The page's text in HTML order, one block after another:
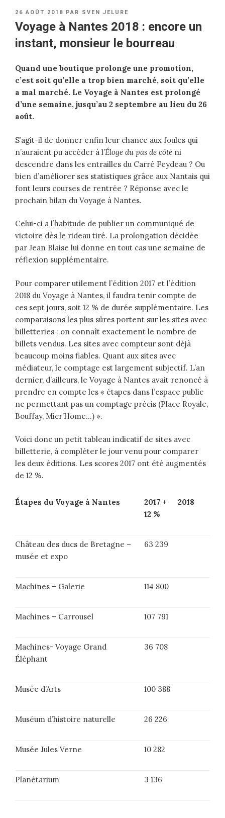
PUBLIÉ
LE
26 AOÛT 2018 PAR SVEN JELURE
Voyage à Nantes 2018 : encore un
instant, monsieur le bourreau
Quand une boutique prolonge une promotion,
c’est soit qu’elle a trop bien marché, soit qu’elle
a mal marché. Le Voyage à Nantes est prolongé
d’une semaine, jusqu’au 2 septembre au lieu du 26
août.
S’agit-il de donner enfin leur chance aux foules qui
n’auraient pu accéder à l’Éloge du pas de côté ni
descendre dans les entrailles du Carré Feydeau ? Ou
bien d’améliorer ses statistiques grâce aux Nantais qui
font leurs courses de rentrée ? Réponse avec le
prochain bilan du Voyage à Nantes.
Celui-ci a l’habitude de publier un communiqué de
victoire dès le rideau tiré. La prolongation décidée
par Jean Blaise lui donne en tout cas une semaine de
réflexion supplémentaire.
Pour comparer utilement l’édition 2017 et l’édition
2018 du Voyage à Nantes, il faudra tenir compte de
ces sept jours, soit 12 % de durée supplémentaire. Les
comparaisons les plus sûres portent sur les sites avec
billetteries : on connaît exactement le nombre de
billets vendus. Les sites avec compteur sont déjà
beaucoup moins fiables. Quant aux sites avec
médiateur, le comptage est largement subjectif. L’an
dernier, d’ailleurs, le Voyage à Nantes avait renoncé à
prendre en compte les « étapes dans l’espace public
ne permettant pas un comptage précis (Place Royale,
Bouffay, Micr’Home…) ».
Voici donc un petit tableau indicatif de sites avec
billetterie, à compléter le jour venu pour comparer
les deux éditions. Les scores 2017 ont été augmentés
de 12 %.
Étapes du Voyage à Nantes
2017 +
12 %
2018
Château des ducs de Bretagne –
musée et expo
63 239
Machines – Galerie 114 800
Machines – Carrousel 107 791
Machines- Voyage Grand
Éléphant
36 708
Musée d’Arts 100 388
Muséum d’histoire naturelle 26 226
Musée Jules Verne 10 282
Planétarium 3 136